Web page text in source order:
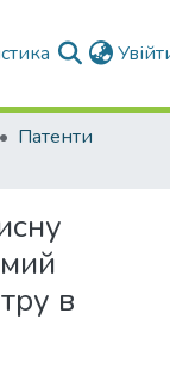
Патенти
в